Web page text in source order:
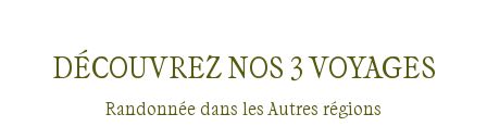
DÉCOUVREZ NOS 3VOYAGES
Randonnée dans les Autres régions